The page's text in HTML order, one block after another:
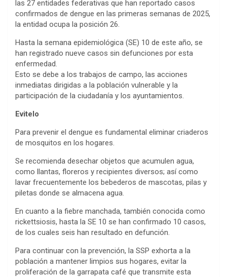
las 27 entidades federativas que han reportado casos
confirmados de dengue en las primeras semanas de 2025,
la entidad ocupa la posición 26.
Hasta la semana epidemiológica (SE) 10 de este año, se
han registrado nueve casos sin defunciones por esta
enfermedad.
Esto se debe a los trabajos de campo, las acciones
inmediatas dirigidas a la población vulnerable y la
participación de la ciudadanía y los ayuntamientos.
Evitelo
Para prevenir el dengue es fundamental eliminar criaderos
de mosquitos en los hogares.
Se recomienda desechar objetos que acumulen agua,
como llantas, floreros y recipientes diversos; así como
lavar frecuentemente los bebederos de mascotas, pilas y
piletas donde se almacena agua.
En cuanto a la fiebre manchada, también conocida como
rickettsiosis, hasta la SE 10 se han confirmado 10 casos,
de los cuales seis han resultado en defunción.
Para continuar con la prevención, la SSP exhorta a la
población a mantener limpios sus hogares, evitar la
proliferación de la garrapata café que transmite esta